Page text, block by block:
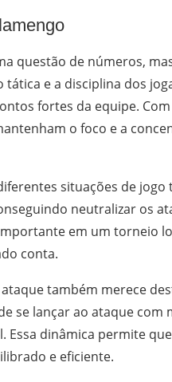
questão de números,
e a disciplina dos
fortes da equipe.
o foco e a
situações de
neutralizar os
em um torneio
conta.
também merece
se lançar ao ataque com
Essa dinâmica permite
e eficiente.